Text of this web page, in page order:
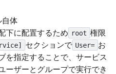
自体
下に配置するため root 権限
セクションで User= お
を指定することで、サービス
ーザーとグループで実行でき